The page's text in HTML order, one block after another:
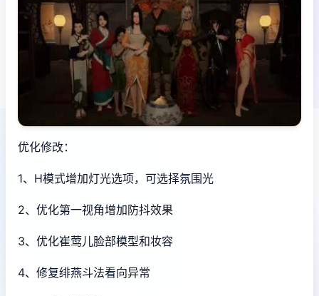
优化修改：
1、H模式增加灯光选项，可选择氛围光
2、优化第一视角增加防抖效果
3、优化崔莺儿脸部模型和妆容
4、修复绯燕斗法看向异常